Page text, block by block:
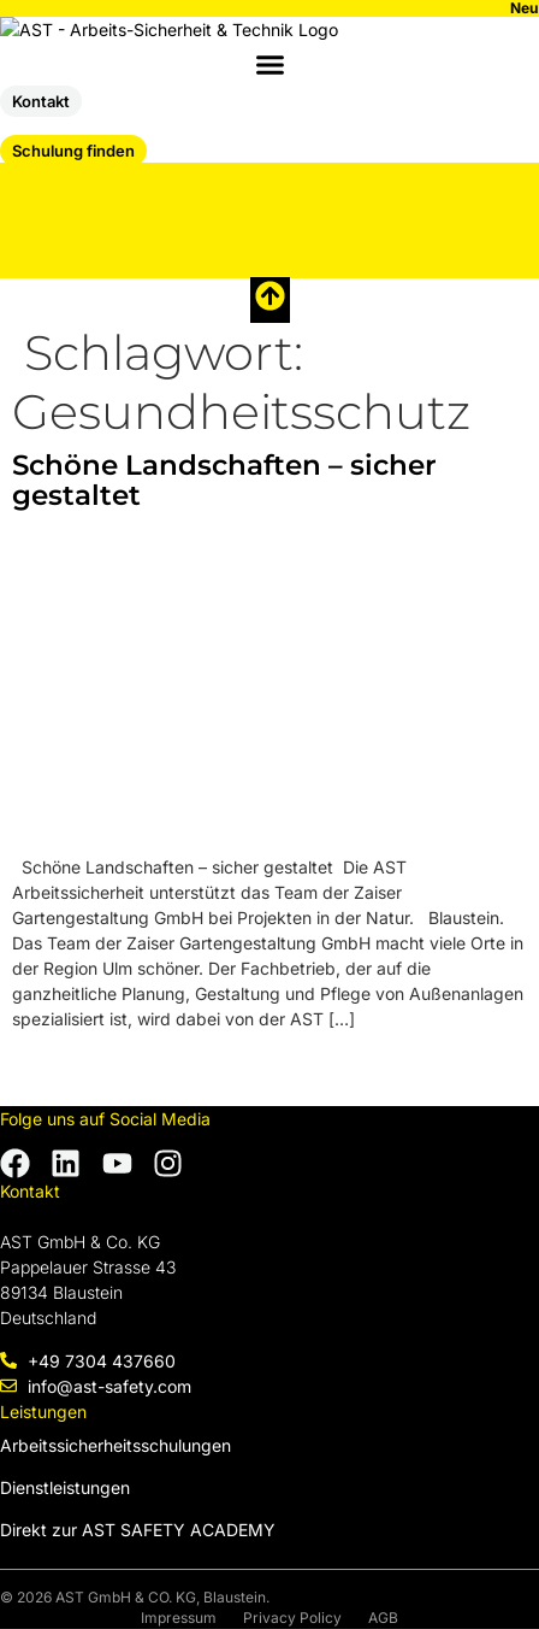
springen
Kontakt
Schulung finden
Schlagwort:
Gesundheitsschutz
Schöne Landschaften – sicher
gestaltet
Schöne Landschaften – sicher gestaltet Die AST
Arbeitssicherheit unterstützt das Team der Zaiser
Gartengestaltung GmbH bei Projekten in der Natur. Blaustein.
Das Team der Zaiser Gartengestaltung GmbH macht viele Orte in
der Region Ulm schöner. Der Fachbetrieb, der auf die
ganzheitliche Planung, Gestaltung und Pflege von Außenanlagen
spezialisiert ist, wird dabei von der AST […]
Folge uns auf Social Media
Kontakt
AST GmbH & Co. KG
Pappelauer Strasse 43
89134 Blaustein
Deutschland
+49 7304 437660
info@ast-safety.com
Leistungen
Arbeitssicherheitsschulungen
Dienstleistungen
Direkt zur AST SAFETY ACADEMY
© 2026 AST GmbH & CO. KG, Blaustein.
Impressum
Privacy Policy AGB